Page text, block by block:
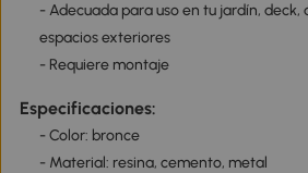
- Adecuada para uso en tu jardín, deck,
espacios exteriores
- Requiere montaje
Especificaciones:
- Color: bronce
- Material: resina, cemento, metal